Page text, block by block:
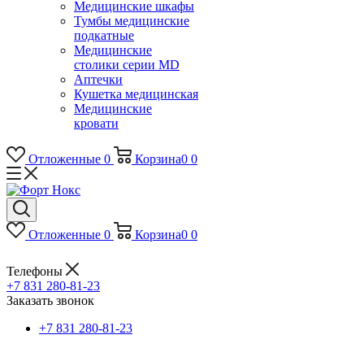
Медицинские шкафы
Тумбы медицинские
подкатные
Медицинские
столики серии MD
Аптечки
Кушетка медицинская
Медицинские
кровати
Отложенные 0 Корзина0 0
Отложенные 0 Корзина0 0
Телефоны
+7 831 280-81-23
Заказать звонок
+7 831 280-81-23